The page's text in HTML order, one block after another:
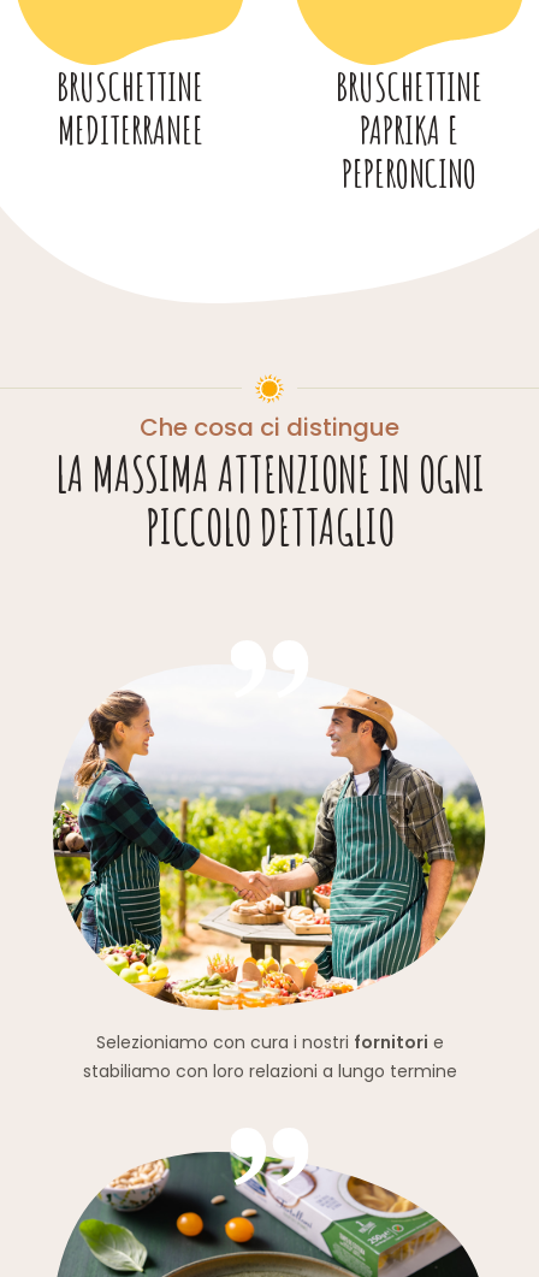
BRUSCHETTINE
MEDITERRANEE
BRUSCHETTINE
PAPRIKA E
PEPERONCINO
Che cosa ci distingue
LA MASSIMA ATTENZIONE IN OGNI
PICCOLO DETTAGLIO
Selezioniamo con cura i nostri fornitori e
stabiliamo con loro relazioni a lungo termine